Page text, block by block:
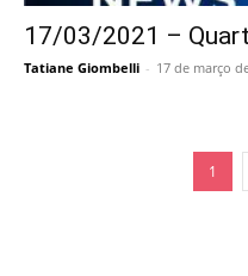
17/03/2021 –
Tatiane Giombelli - 17 de março
1